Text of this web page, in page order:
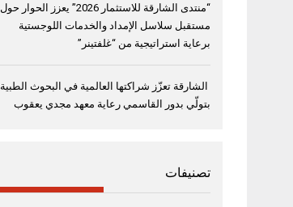
“منتدى الشارقة للاستثمار 2026” يعزز الحوار حول
مستقبل سلاسل الإمداد والخدمات اللوجستية
برعاية استراتيجية من “غلفتينر”
الشارقة تعزّز شراكتها العالمية في البحوث الطبية
بتولّي بدور القاسمي رعاية معهد مجدي يعقوب
تصنيفات